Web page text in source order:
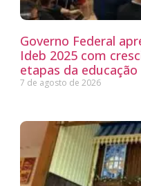
Governo Federal
Ideb 2025 com
etapas da educação
7 de agosto de 2026